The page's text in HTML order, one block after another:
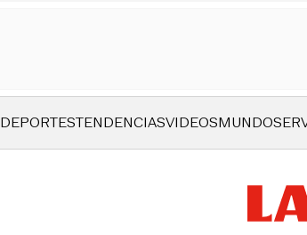
DEPORTESTENDENCIASVIDEOSMUNDO